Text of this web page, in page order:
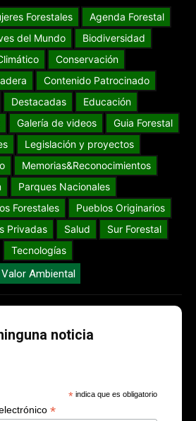
Forestales
Agenda Forestal
del Mundo
Biodiversidad
Conservación
Contenido Patrocinado
Destacadas
Educación
Galería de videos
Guia Forestal
Legislación y proyectos
Memorias&Reconocimientos
Parques Nacionales
Forestales
Pueblos Originarios
Privadas
Salud
Sur Forestal
Tecnologías
Valor Ambiental
noticia
* indica que es obligatorio
*